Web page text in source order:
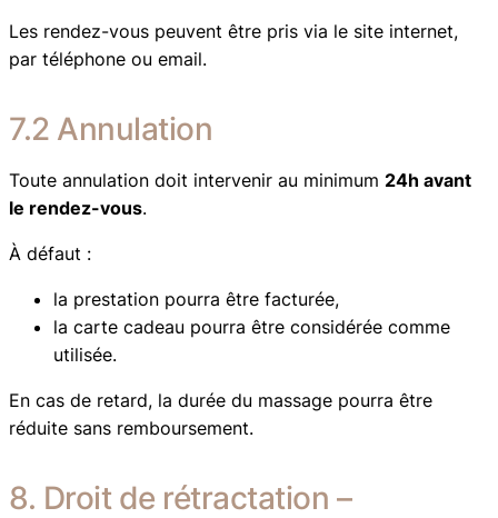
Les rendez-vous peuvent être pris via le site internet,
par téléphone ou email.
7.2 Annulation
Toute annulation doit intervenir au minimum 24h avant
le rendez-vous.
À défaut :
la prestation pourra être facturée,
la carte cadeau pourra être considérée comme
utilisée.
En cas de retard, la durée du massage pourra être
réduite sans remboursement.
8. Droit de rétractation –